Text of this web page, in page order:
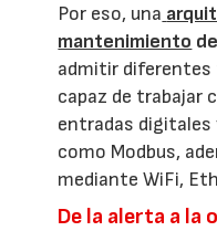
Por eso, una
mantenimiento
admitir diferentes
capaz de trabajar
entradas
como Modbus,
mediante WiFi,
De la alerta a la